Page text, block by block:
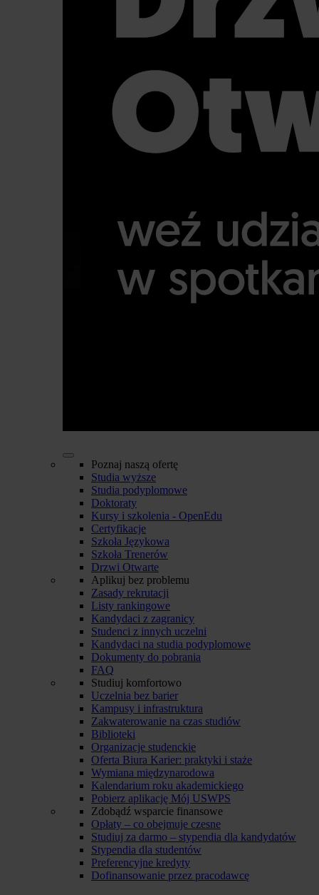
Poznaj naszą ofertę
Studia wyższe
Studia podyplomowe
Doktoraty
Kursy i szkolenia - OpenEdu
Certyfikacje
Szkoła Językowa
Szkoła Trenerów
Drzwi Otwarte
Aplikuj bez problemu
Zasady rekrutacji
Listy rankingowe
Kandydaci z zagranicy
Studenci z innych uczelni
Kandydaci na studia podyplomowe
Dokumenty do pobrania
FAQ
Studiuj komfortowo
Uczelnia bez barier
Kampusy i infrastruktura
Zakwaterowanie na czas studiów
Biblioteki
Organizacje studenckie
Oferta Biura Karier: praktyki i staże
Wymiana międzynarodowa
Kalendarium roku akademickiego
Pobierz aplikację Mój USWPS
Zdobądź wsparcie finansowe
Opłaty – co obejmuje czesne
Studiuj za darmo – stypendia dla kandydatów
Stypendia dla studentów
Preferencyjne kredyty
Dofinansowanie przez pracodawcę